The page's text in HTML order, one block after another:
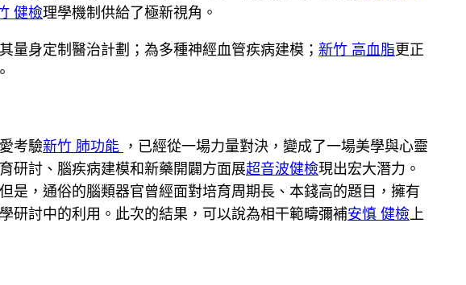
健檢理學機制供給了極新視角。
量身定制醫治計劃；為多種神經血管疾病建模； 新竹 高血脂更正
考驗新竹 肺功能 ，已經從一場力量對決，變成了一場美學與心靈
研討、腦疾病建模和新藥開闢方面展超音波健檢現出宏大潛力。
是，通俗的腦類器官曾經面對培育周期長、本錢高的題目，擁有
研討中的利用。此次的結果，可以說為相干範疇彌補安慎 健檢上